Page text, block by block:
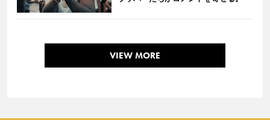
VIEW MORE